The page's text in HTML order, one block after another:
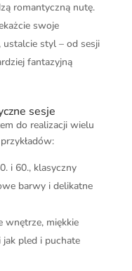
romantyczną nutę.
swoje
ustalcie styl – od sesji
fantazyjną
sesje
do realizacji wielu
i 60., klasyczny
barwy i delikatne
wnętrze, miękkie
pled i puchate